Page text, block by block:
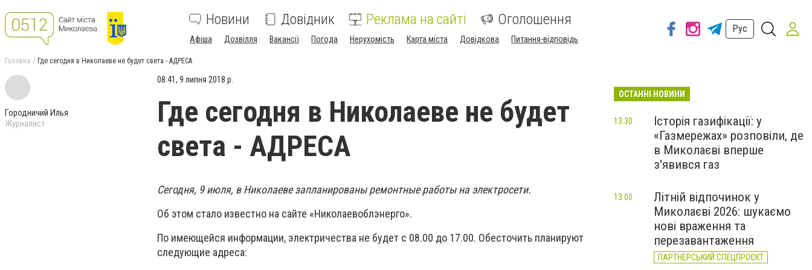
Новини Довідник Реклама на сайті Оголошення
Афіша Дозвілля Вакансії Погода Нерухомість Карта міста Довідкова Питання-відповідь
Рус
Головна Где сегодня в Николаеве не будет света - АДРЕСА
Городничий Илья
Журналист
08:41, 9 липня 2018 р.
Где сегодня в Николаеве не будет
света - АДРЕСА
Сегодня, 9 июля, в Николаеве запланированы ремонтные работы на электросети.
Об этом стало известно на сайте «Николаевоблэнерго».
По имеющейся информации, электричества не будет с 08.00 до 17.00. Обесточить планируют
следующие адреса:
ОСТАННІ НОВИНИ
Історія газифікації: у
«Газмережах» розповіли, де
в Миколаєві вперше
з'явився газ
13:30
Літній відпочинок у
Миколаєві 2026: шукаємо
нові враження та
перезавантаження
ПАРТНЕРСЬКИЙ СПЕЦПРОЄКТ
13:00